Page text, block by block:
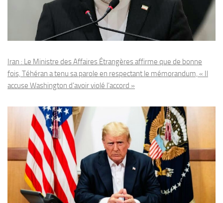
Iran : Le Ministre des Affaires Étrangères affirme que de bonne
fois, Téhéran a tenu sa parole en respectant le mémorandum, « Il
accuse Washington d’avoir violé l’accord »